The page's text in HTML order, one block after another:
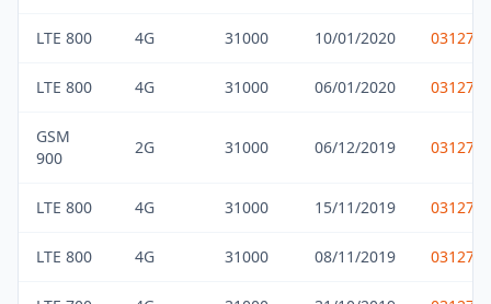
LTE 800 4G 31000 10/01/2020
LTE 800 4G 31000 06/01/2020
GSM
900
2G 31000 06/12/2019
LTE 800 4G 31000 15/11/2019
LTE 800 4G 31000 08/11/2019